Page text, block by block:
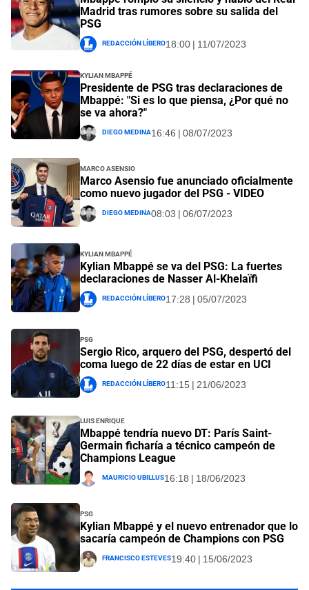
Madrid tras rumores sobre su salida del
PSG
Redacción Líbero18:00 | 11/07/2023
Kylian Mbappé
Presidente de PSG tras declaraciones de
Mbappé: "Si es lo que piensa, ¿Por qué no
se va ahora?"
Diego Medina16:46 | 08/07/2023
Marco Asensio
Marco Asensio fue anunciado oficialmente
como nuevo jugador del PSG - VIDEO
Diego Medina08:03 | 06/07/2023
Kylian Mbappé
Kylian Mbappé se va del PSG: La fuertes
declaraciones de Nasser Al-Khelaïfi
Redacción Líbero17:28 | 05/07/2023
PSG
Sergio Rico, arquero del PSG, despertó del
coma luego de 22 días de estar en UCI
Redacción Líbero11:15 | 21/06/2023
Luis Enrique
Mbappé tendría nuevo DT: París Saint-
Germain ficharía a técnico campeón de
Champions League
Mauricio Ubillus16:18 | 18/06/2023
PSG
Kylian Mbappé y el nuevo entrenador que lo
sacaría campeón de Champions con PSG
Francisco Esteves19:40 | 15/06/2023